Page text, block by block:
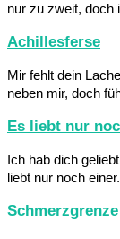
nur zu zweit, doch
Achillesferse
Mir fehlt dein
neben mir, doch
Es liebt nur
Ich hab dich
liebt nur noch einer.
Schmerzgrenze